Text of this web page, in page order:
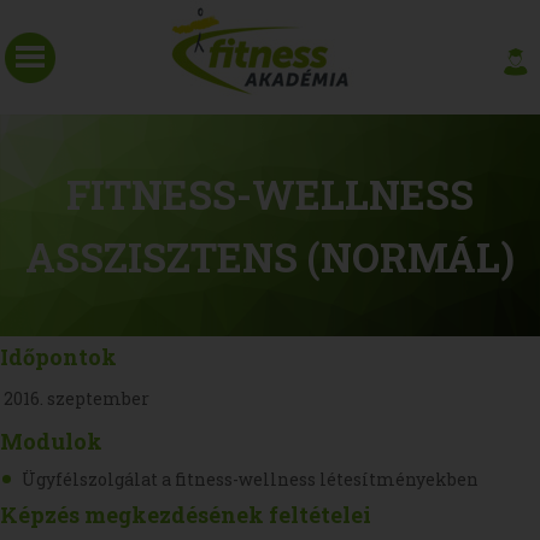
FITNESS-WELLNESS
ASSZISZTENS (NORMÁL)
Időpontok
2016. szeptember
Modulok
Ügyfélszolgálat a fitness-wellness létesítményekben
Képzés megkezdésének feltételei